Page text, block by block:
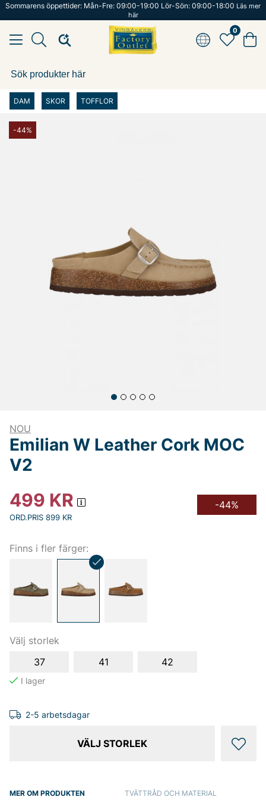
Sommarens öppettider: Mån-Fre: 09:00-19:00 Lör-Sön: 09:00-18:00 Läs mer
här
0
DAM SKOR TOFFLOR
-44%
NOU
Emilian W Leather Cork MOC
V2
499 KR
ORD.PRIS 899 KR
-44%
Finns i fler färger:
Välj storlek
37
41 42
2-5 arbetsdagar
VÄLJ STORLEK
MER OM PRODUKTEN TVÄTTRÅD OCH MATERIAL